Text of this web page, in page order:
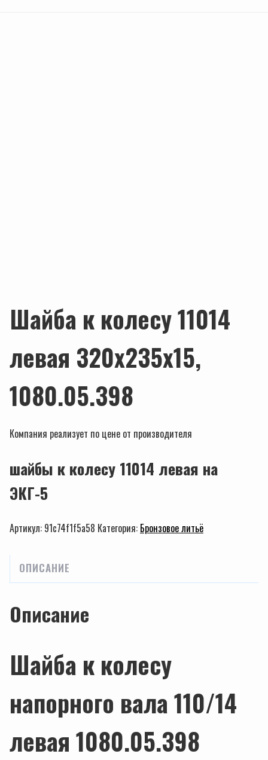
Шайба к колесу 11014
левая 320х235х15,
1080.05.398
Компания реализует по цене от производителя
шайбы к колесу 11014 левая на
ЭКГ-5
Артикул: 91c74f1f5a58 Категория: Бронзовое литьё
ОПИСАНИЕ
Описание
Шайба к колесу
напорного вала 110/14
левая 1080.05.398